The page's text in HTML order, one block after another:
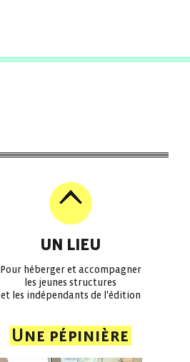
UN LIEU
Pour héberger et accompagner
les jeunes structures
et les indépendants de l'édition
Une pépinière